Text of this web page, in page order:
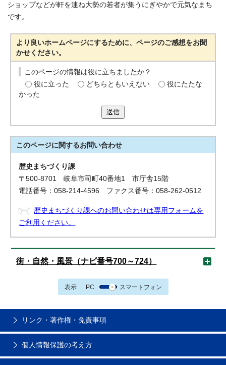
ショップなどが軒を連ね大勢の若者が集うにぎやかで元気なまち
です。
より良いホームページにするために、ページのご感想をお聞
かせください。
このページの情報は役に立ちましたか？
役に立った
どちらともいえない
役にたたな
かった
送信
このページに関するお問い合わせ
歴史まちづくり課
〒500-8701 岐阜市司町40番地1 市庁舎15階
電話番号：058-214-4596 ファクス番号：058-262-0512
歴史まちづくり課へのお問い合わせは専用フォームを
ご利用ください。
街・自然・風景（ナビ番号700～724）
表示 PC スマートフォン
リンク・著作権・免責事項
個人情報保護の考え方